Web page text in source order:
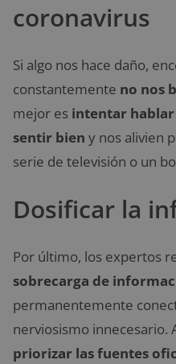
coronavirus
Si algo nos hace daño,
constantemente no nos
mejor es intentar hablar
sentir bien y nos alivien
serie de televisión o un
Dosificar la
Por último, los expertos
sobrecarga de
permanentemente
nerviosismo innecesario.
priorizar las fuentes